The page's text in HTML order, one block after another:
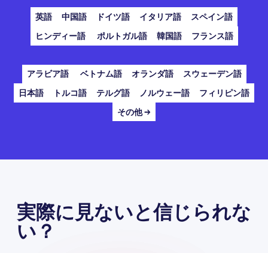
英語 中国語 ドイツ語 イタリア語
スペイン語
ヒンディー語
ポルトガル語 韓国語 フランス語
アラビア語 ベトナム語 オランダ語
スウェーデン語
日本語
トルコ語 テルグ語 ノルウェー語
フィリピン語
その他 →
実際に見ないと信じられな
い？